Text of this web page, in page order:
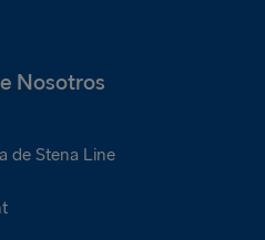
Nosotros
de Stena Line